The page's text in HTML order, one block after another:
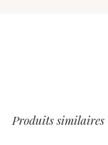
Produits similaires